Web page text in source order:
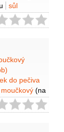
sůl
do pečiva
(na